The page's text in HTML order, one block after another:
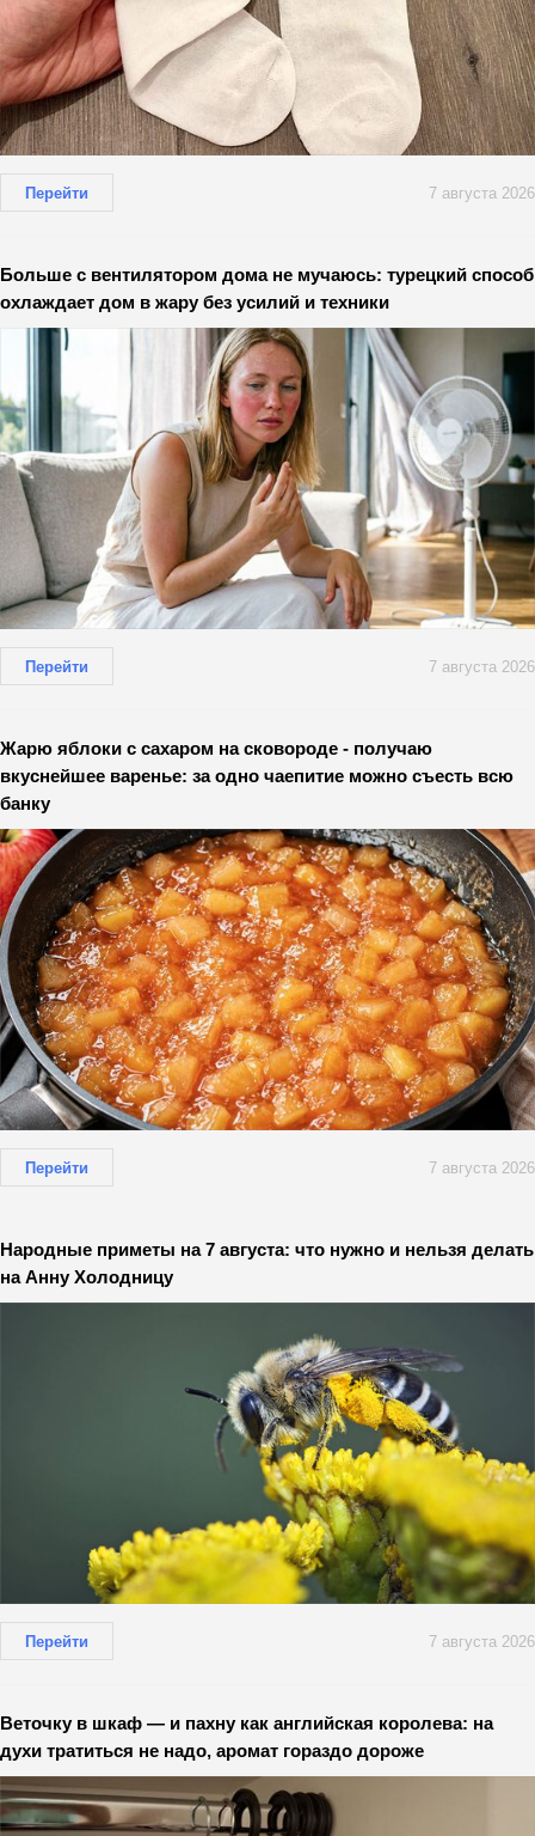
Перейти 7 августа 2026
Больше с вентилятором дома не мучаюсь: турецкий способ
охлаждает дом в жару без усилий и техники
Перейти 7 августа 2026
Жарю яблоки с сахаром на сковороде - получаю
вкуснейшее варенье: за одно чаепитие можно съесть всю
банку
Перейти 7 августа 2026
Народные приметы на 7 августа: что нужно и нельзя делать
на Анну Холодницу
Перейти 7 августа 2026
Веточку в шкаф — и пахну как английская королева: на
духи тратиться не надо, аромат гораздо дороже